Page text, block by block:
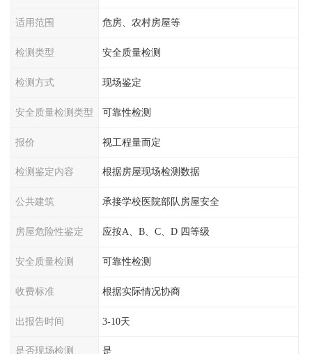
适用范围 危房、农村房屋等
检测类型 安全质量检测
检测方式 现场鉴定
安全质量检测类型 可靠性检测
报价 视工程量而定
检测鉴定内容 根据房屋现场检测数据
公共建筑 承接学校医院部队房屋安全
房屋危险性鉴定 应按A、B、C、D 四等级
安全质量检测 可靠性检测
收费标准 根据实际情况协商
出报告时间 3-10天
是否现场检测 是